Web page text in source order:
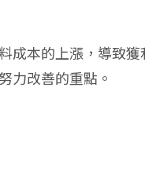
成本的上漲，導致獲
力改善的重點。